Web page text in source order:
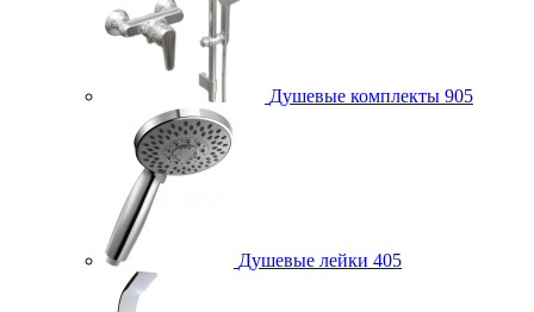
Душевые комплекты 905
Душевые лейки 405